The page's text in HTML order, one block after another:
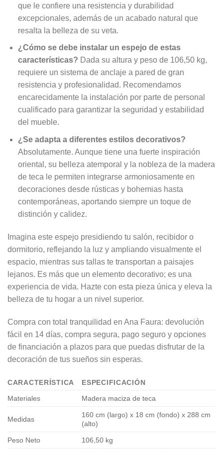
que le confiere una resistencia y durabilidad
excepcionales, además de un acabado natural que
resalta la belleza de su veta.
¿Cómo se debe instalar un espejo de estas
características? Dada su altura y peso de 106,50 kg,
requiere un sistema de anclaje a pared de gran
resistencia y profesionalidad. Recomendamos
encarecidamente la instalación por parte de personal
cualificado para garantizar la seguridad y estabilidad
del mueble.
¿Se adapta a diferentes estilos decorativos?
Absolutamente. Aunque tiene una fuerte inspiración
oriental, su belleza atemporal y la nobleza de la madera
de teca le permiten integrarse armoniosamente en
decoraciones desde rústicas y bohemias hasta
contemporáneas, aportando siempre un toque de
distinción y calidez.
Imagina este espejo presidiendo tu salón, recibidor o
dormitorio, reflejando la luz y ampliando visualmente el
espacio, mientras sus tallas te transportan a paisajes
lejanos. Es más que un elemento decorativo; es una
experiencia de vida. Hazte con esta pieza única y eleva la
belleza de tu hogar a un nivel superior.
Compra con total tranquilidad en Ana Faura: devolución
fácil en 14 días, compra segura, pago seguro y opciones
de financiación a plazos para que puedas disfrutar de la
decoración de tus sueños sin esperas.
CARACTERÍSTICA
ESPECIFICACIÓN
Materiales
Madera maciza de teca
Medidas
160 cm (largo) x 18 cm (fondo) x 288 cm
(alto)
Peso Neto 106,50 kg